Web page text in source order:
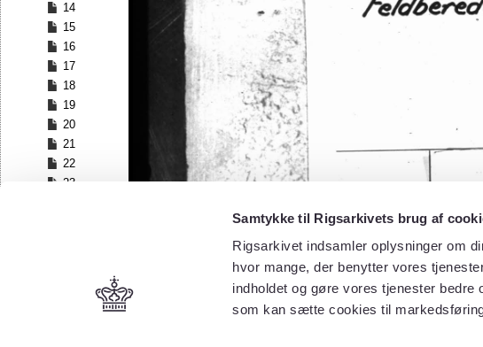
Samtykke til Rigsarkivets brug af
Rigsarkivet indsamler oplysninger om
hvor mange, der benytter vores
indholdet og gøre vores tjenester bedre
som kan sætte cookies til
14
15
16
17
18
19
20
21
22
23